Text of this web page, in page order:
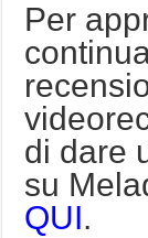
Per
di dare
su
QUI.